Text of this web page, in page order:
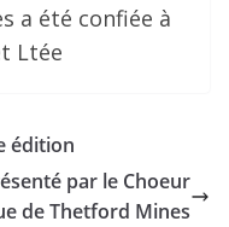
a été confiée à
Ltée
édition
par le Choeur
de Thetford Mines